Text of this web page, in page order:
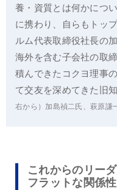
養・資質とは何かにつ
に携わり、自らもトッ
ルム代表取締役社長の
海外を含む子会社の取
積んできたコクヨ理事
て交友を深めてきた旧
右から）加島禎二氏、萩原謙
これからのリー
フラットな関係